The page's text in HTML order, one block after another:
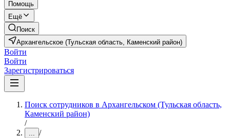
Помощь
Ещё
Поиск
Архангельское (Тульская область, Каменский район)
Войти
Войти
Зарегистрироваться
Поиск сотрудников в Архангельском (Тульская область,
Каменский район)
/
... /